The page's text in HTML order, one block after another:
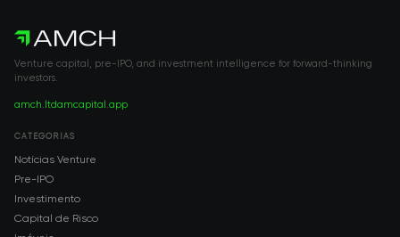
Venture capital, pre-IPO, and investment intelligence for forward-thinking
investors.
amch.ltdamcapital.app
CATEGORIAS
Notícias Venture
Pre-IPO
Investimento
Capital de Risco